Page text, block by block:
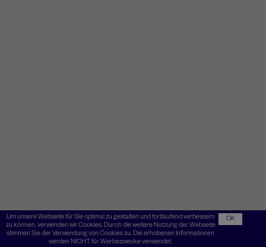
Um unsere Webseite für Sie optimal zu gestalten und fortlaufend verbessern
zu können, verwenden wir Cookies. Durch die weitere Nutzung der Webseite
stimmen Sie der Verwendung von Cookies zu. Die erhobenen Informationen
werden NICHT für Werbezwecke verwendet.
OK